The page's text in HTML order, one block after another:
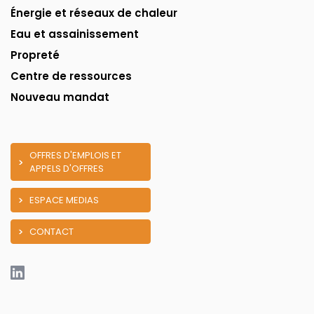
Énergie et réseaux de chaleur
Eau et assainissement
Propreté
Centre de ressources
Nouveau mandat
OFFRES D'EMPLOIS ET
APPELS D'OFFRES
ESPACE MEDIAS
CONTACT